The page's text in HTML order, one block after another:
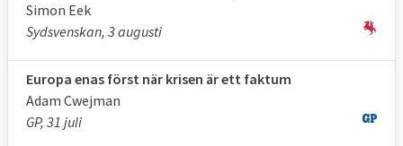
Simon Eek
Sydsvenskan, 3 augusti
Europa enas först när krisen är ett faktum
Adam Cwejman
GP, 31 juli